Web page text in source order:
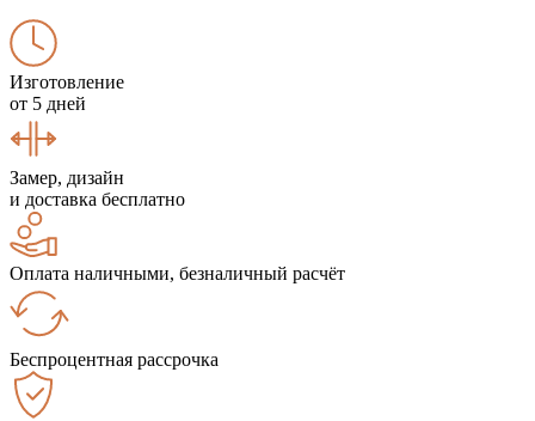
Изготовление
от 5 дней
Замер, дизайн
и доставка бесплатно
Оплата наличными, безналичный расчёт
Беспроцентная рассрочка